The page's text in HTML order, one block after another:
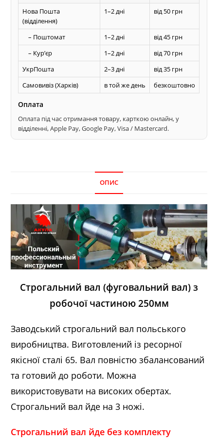
Нова Пошта
(відділення)
1–2 дні від 50 грн
– Поштомат 1–2 дні
від 45 грн
– Курʼєр
1–2 дні
від 70 грн
УкрПошта
2–3 дні
від 35 грн
Самовивіз (Харків)
в той же день безкоштовно
Оплата
Оплата під час отримання товару, карткою онлайн, у
відділенні, Apple Pay, Google Pay, Visa / Mastercard.
ОПИС
Строгальний вал (фуговальний вал) з
робочої частиною 250мм
Заводський строгальний вал польського
виробництва. Виготовлений із ресорної
якісної сталі 65. Вал повністю збалансований
та готовий до роботи. Можна
використовувати на високих обертах.
Строгальний вал йде на 3 ножі.
Строгальний вал йде без комплекту